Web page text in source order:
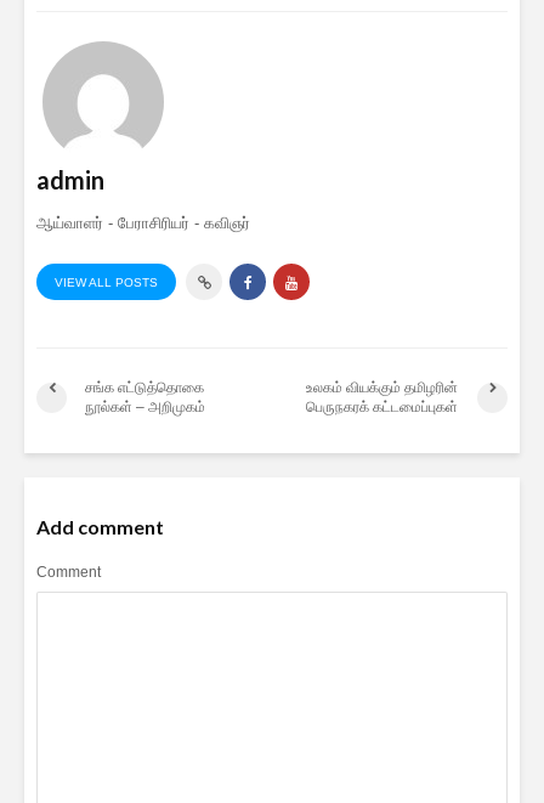
admin
ஆய்வாளர் - பேராசிரியர் - கவிஞர்
VIEW ALL POSTS
சங்க எட்டுத்தொகை
நூல்கள் – அறிமுகம்
உலகம் வியக்கும் தமிழரின்
பெருநகரக் கட்டமைப்புகள்
Add comment
Comment